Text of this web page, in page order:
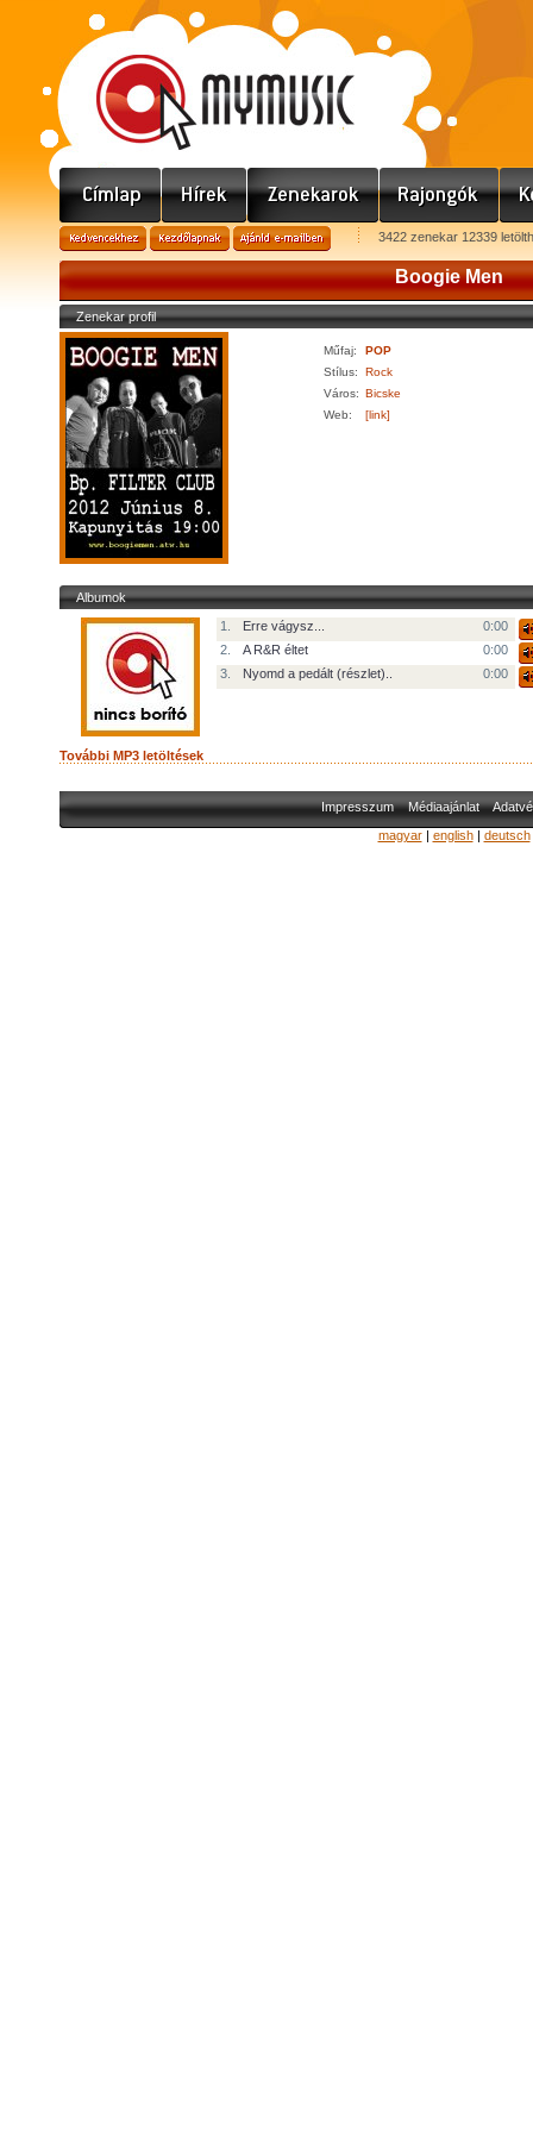
3422 zenekar 12339
Boogie Men
Zenekar profil
Műfaj:
POP
Stílus:
Rock
Város: Bicske
Web:
[link]
Albumok
További MP3 letöltések
1. Erre vágysz...
0:00
2.
A R&R éltet
0:00
3.
Nyomd a pedált (részlet).. 0:00
Impresszum Médiaajánlat
magyar| english| deutsch